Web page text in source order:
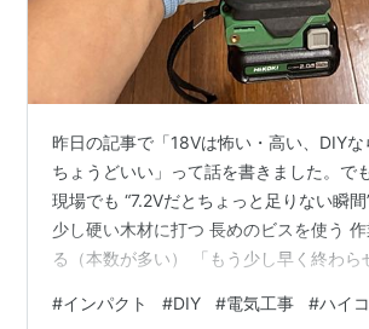
昨日の記事で「18Vは怖い・高い、DIYな
ちょうどいい」って話を書きました。で
現場でも “7.2Vだとちょっと足りない瞬間
少し硬い木材に打つ 長めのビスを使う 作
る（本数が多い） 「もう少し早く終わら
10.8Vのインパクトです。18Vほど強すぎ
#インパクト #DIY #電気工事 #ハイ